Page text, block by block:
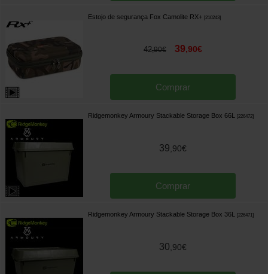
Estojo de segurança Fox Camolite RX+ [210243]
42,90€ 39,90€
Comprar
Ridgemonkey Armoury Stackable Storage Box 66L [226472]
39 90€
Comprar
Ridgemonkey Armoury Stackable Storage Box 36L [226471]
30 90€